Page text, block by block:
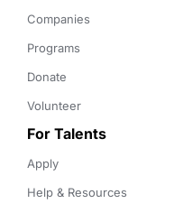
Companies
Programs
Donate
Volunteer
For Talents
Apply
Help & Resources